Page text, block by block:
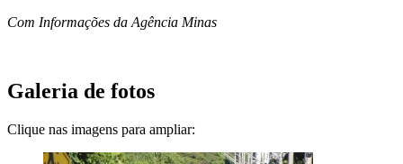
Com Informações da Agência Minas
Galeria de fotos
Clique nas imagens para ampliar: